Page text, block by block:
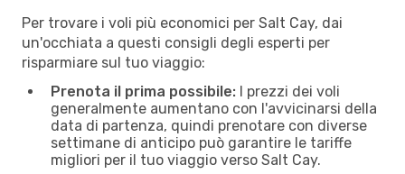
Per trovare i voli più economici per Salt Cay, dai
un'occhiata a questi consigli degli esperti per
risparmiare sul tuo viaggio:
Prenota il prima possibile: I prezzi dei voli
generalmente aumentano con l'avvicinarsi della
data di partenza, quindi prenotare con diverse
settimane di anticipo può garantire le tariffe
migliori per il tuo viaggio verso Salt Cay.